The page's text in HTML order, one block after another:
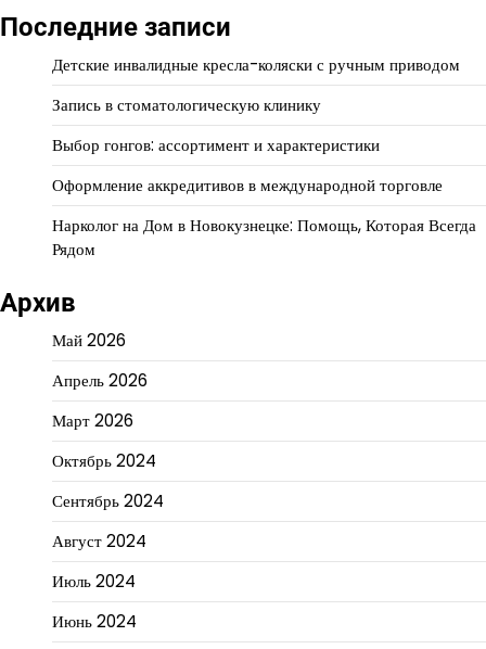
Последние записи
Детские инвалидные кресла-коляски с ручным приводом
Запись в стоматологическую клинику
Выбор гонгов: ассортимент и характеристики
Оформление аккредитивов в международной торговле
Нарколог на Дом в Новокузнецке: Помощь, Которая Всегда
Рядом
Архив
Май 2026
Апрель 2026
Март 2026
Октябрь 2024
Сентябрь 2024
Август 2024
Июль 2024
Июнь 2024